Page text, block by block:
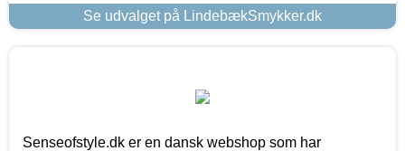
Se udvalget på LindebækSmykker.dk
Senseofstyle.dk er en dansk webshop som har